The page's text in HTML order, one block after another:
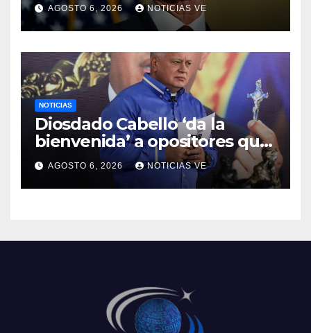
AGOSTO 6, 2026 NOTICIAS VE
NOTICIAS
Diosdado Cabello ‘da la
bienvenida’ a opositores que
llegaron al país para diálogo
con el gobierno
AGOSTO 6, 2026 NOTICIAS VE